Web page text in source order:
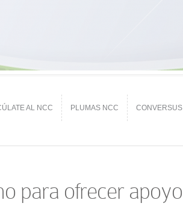
AL NCC PLUMAS NCC CONVERSUS
para ofrecer apoyo